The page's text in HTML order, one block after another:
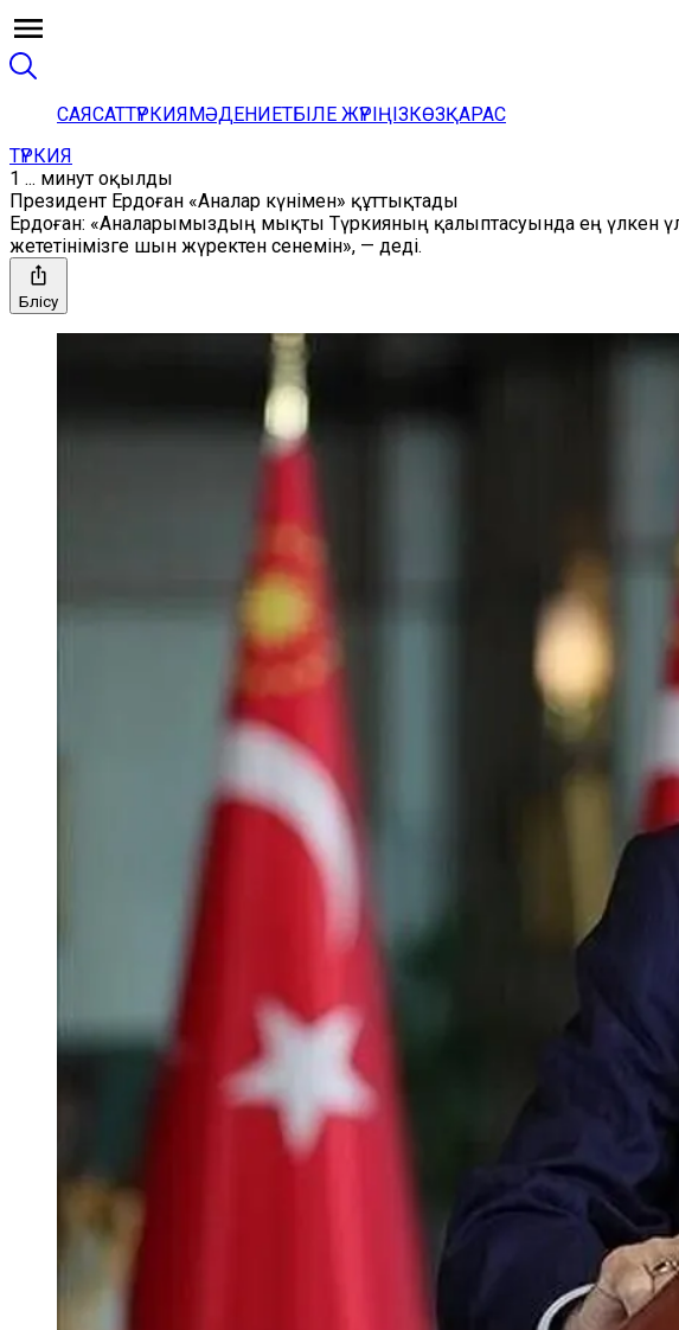
САЯСАТТҮРКИЯМӘДЕНИЕТБІЛЕ ЖҮРІҢІЗКӨЗҚАРАС
ТҮРКИЯ
1 ... минут оқылды
Президент Ердоған «Аналар күнімен» құттықтады
Ердоған: «Аналарымыздың мықты Түркияның қалыптасуында ең үлкен
жететінімізге шын жүректен сенемін», — деді.
Бөлісу